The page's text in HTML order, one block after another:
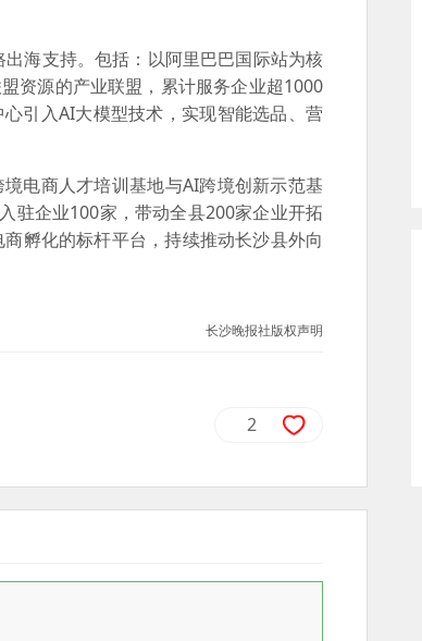
海支持。包括：以阿里巴巴国际站为核
资源的产业联盟，累计服务企业超1000
引入AI大模型技术，实现智能选品、营
电商人才培训基地与AI跨境创新示范基
驻企业100家，带动全县200家企业开拓
孵化的标杆平台，持续推动长沙县外向
长沙晚报社版权声明
2